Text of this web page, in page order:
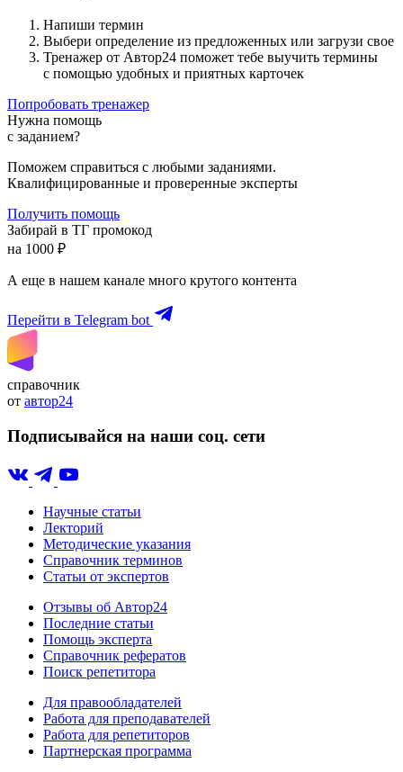
Напиши термин
Выбери определение из предложенных или загрузи свое
Тренажер от Автор24 поможет тебе выучить термины
с помощью удобных и приятных карточек
Попробовать тренажер
Нужна помощь
с заданием?
Поможем справиться с любыми заданиями.
Квалифицированные и проверенные эксперты
Получить помощь
Забирай в ТГ промокод
на 1000 ₽
А еще в нашем канале много крутого контента
Перейти в Telegram bot
справочник
от автор24
Подписывайся на наши соц. сети
Научные статьи
Лекторий
Методические указания
Справочник терминов
Статьи от экспертов
Отзывы об Автор24
Последние статьи
Помощь эксперта
Справочник рефератов
Поиск репетитора
Для правообладателей
Работа для преподавателей
Работа для репетиторов
Партнерская программа